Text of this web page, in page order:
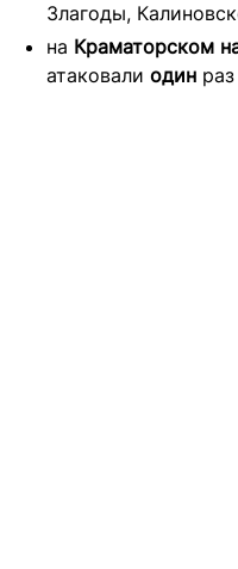
Злагоды,
на Краматорском
атаковали один